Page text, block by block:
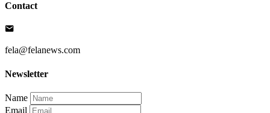
Contact
fela@felanews.com
Newsletter
Name
Email